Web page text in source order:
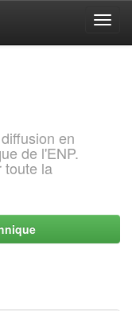
en
de l'ENP.
toute la